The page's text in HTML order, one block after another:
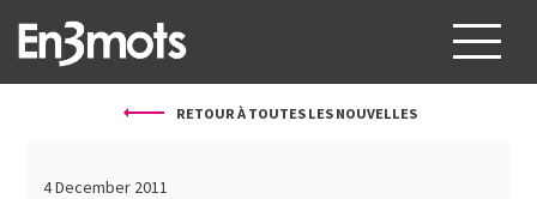
À PROPOS
RETOUR À TOUTES LES NOUVELLES
4 December 2011